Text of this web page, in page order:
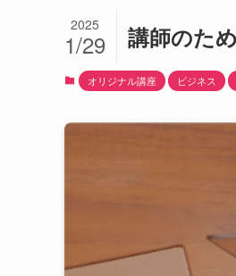
講師のた
2025
1/29
オリジナル講座 ビジネス